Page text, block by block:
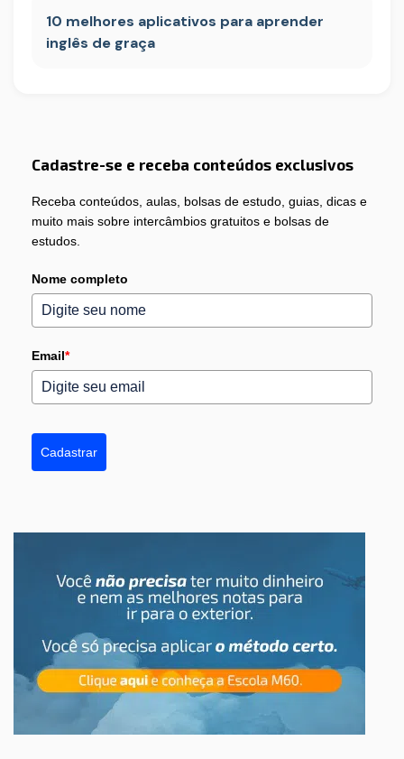
10 melhores aplicativos para aprender
inglês de graça
Cadastre-se e receba conteúdos exclusivos
Receba conteúdos, aulas, bolsas de estudo, guias, dicas e
muito mais sobre intercâmbios gratuitos e bolsas de
estudos.
Nome completo
Email*
Cadastrar